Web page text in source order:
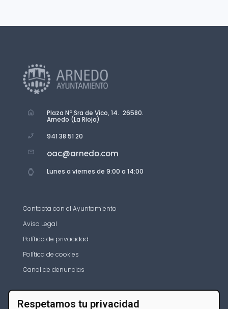
Plaza Nª Sra de Vico, 14. 26580.
Arnedo (La Rioja)
941 38 51 20
oac@arnedo.com
Lunes a viernes de 9:00 a 14:00
Contacta con el Ayuntamiento
Aviso Legal
Política de privacidad
Política de cookies
Canal de denuncias
Respetamos tu privacidad